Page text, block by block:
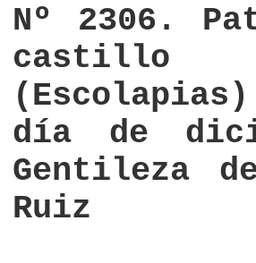
Nº 2306.
día de
Gentileza
Ruiz